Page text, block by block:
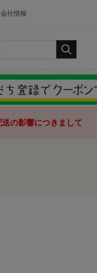
会社情報
の影響につきまして